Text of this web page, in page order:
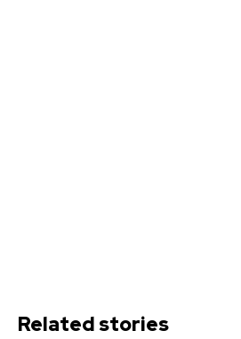
Related stories